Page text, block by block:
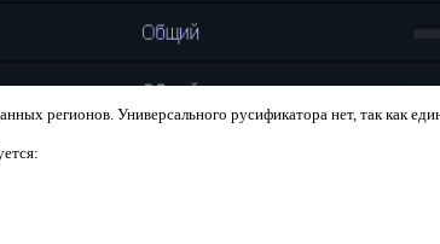
регионов. Универсального русификатора нет, так как